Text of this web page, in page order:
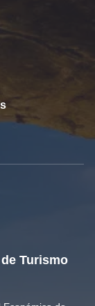
Turismo